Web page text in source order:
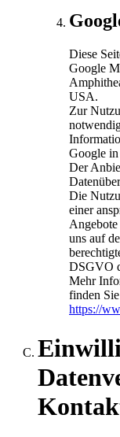
Diese
Google
USA.
Zur
Google in
Der
Die
einer
uns auf
DSGVO
Mehr
finden
https://